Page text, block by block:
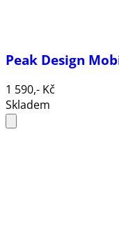
Peak Design
1 590,- Kč
Skladem